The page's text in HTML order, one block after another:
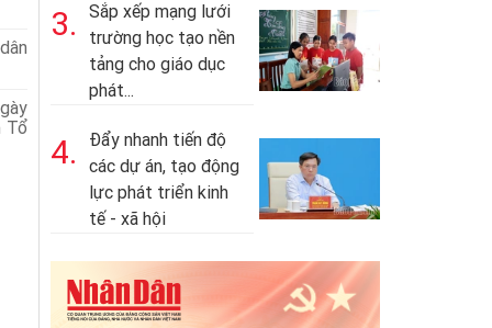
Tổ
3.
Sắp xếp mạng lưới
trường học tạo nền
tảng cho giáo dục
phát...
4.
Đẩy nhanh tiến độ
các dự án, tạo động
lực phát triển kinh
tế - xã hội